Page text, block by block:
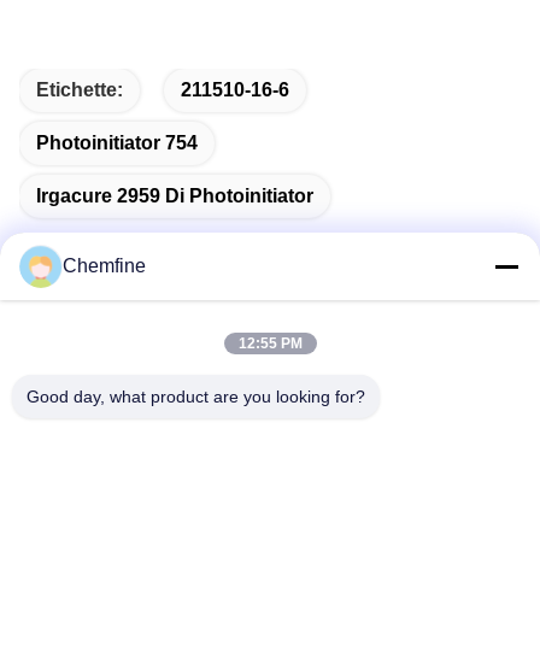
Etichette: 211510-16-6
Photoinitiator 754
Irgacure 2959 Di Photoinitiator
Indirizzo
Chemfine
12:55 PM
Good day, what product are you looking for?